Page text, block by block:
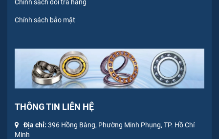
Chính sách đổi trả hàng
Chính sách bảo mật
THÔNG TIN LIÊN HỆ
Địa chỉ: 396 Hồng Bàng, Phường Minh Phụng, TP. Hồ Chí
Minh